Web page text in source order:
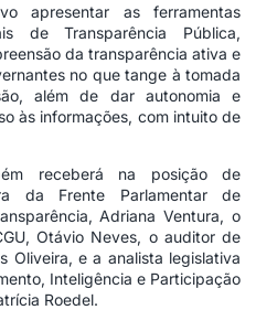
apresentar as ferramentas
de Transparência Pública,
da transparência ativa e
no que tange à tomada
além de dar autonomia e
às informações, com intuito de
receberá na posição de
da Frente Parlamentar de
Adriana Ventura, o
Otávio Neves, o auditor de
Oliveira, e a analista legislativa
Inteligência e Participação
Roedel.